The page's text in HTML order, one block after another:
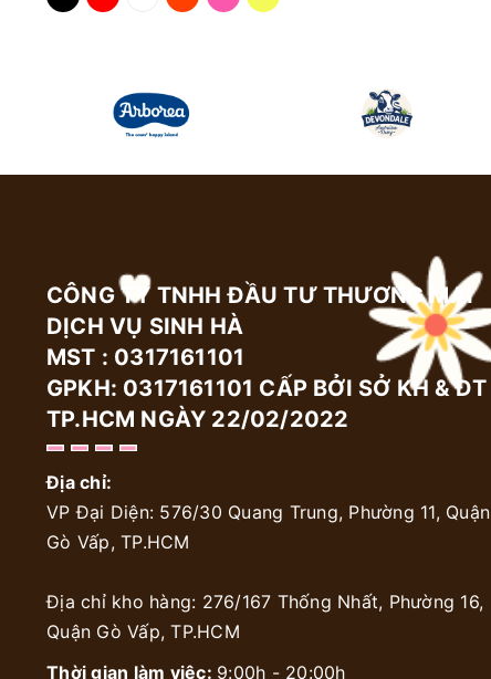
CÔNG TY TNHH ĐẦU TƯ THƯƠNG MẠI
DỊCH VỤ SINH HÀ
MST : 0317161101
GPKH: 0317161101 CẤP BỞI SỞ KH & ĐT
TP.HCM NGÀY 22/02/2022
Địa chỉ:
VP Đại Diện: 576/30 Quang Trung, Phường 11, Quận
Gò Vấp, TP.HCM
Địa chỉ kho hàng: 276/167 Thống Nhất, Phường 16,
Quận Gò Vấp, TP.HCM
Thời gian làm việc: 9:00h - 20:00h